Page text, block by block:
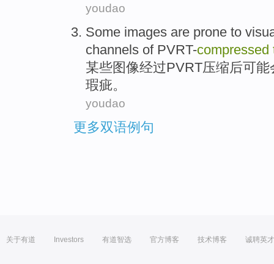
youdao
Some images are prone to
channels of PVRT-compressed
某些图像经过PVRT压缩后可能
瑕疵。
youdao
更多双语例句
关于有道 Investors 有道智选 官方博客 技术博客 诚聘英才